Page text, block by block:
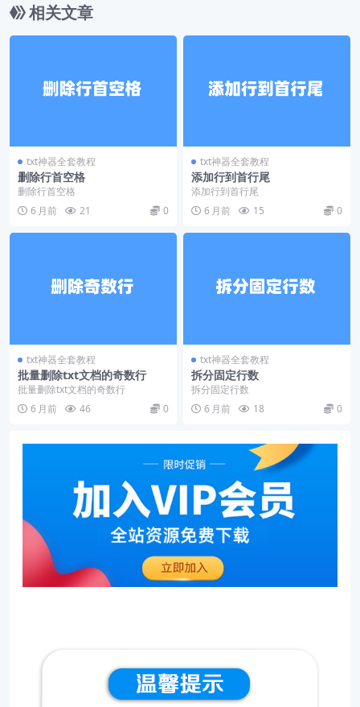
相关文章
txt神器全套教程
删除行首空格
删除行首空格
6 月前
21 0
txt神器全套教程
添加行到首行尾
添加行到首行尾
6 月前
15 0
txt神器全套教程
批量删除txt文档的奇数行
批量删除txt文档的奇数行
6 月前
46 0
txt神器全套教程
拆分固定行数
拆分固定行数
6 月前
18 0